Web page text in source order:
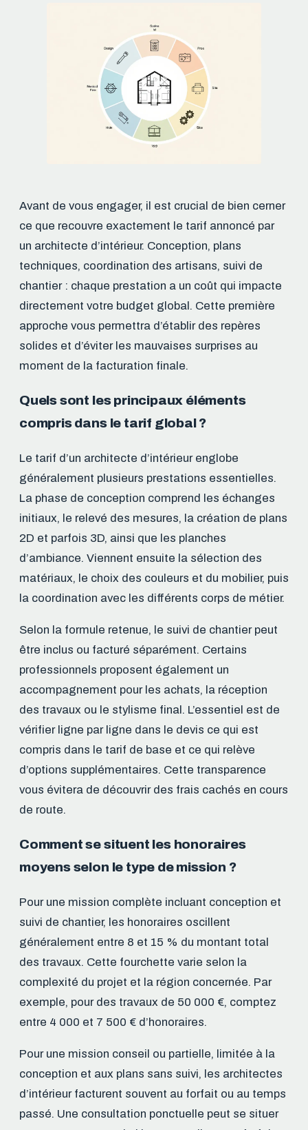
Avant de vous engager, il est crucial de bien cerner
ce que recouvre exactement le tarif annoncé par
un architecte d’intérieur. Conception, plans
techniques, coordination des artisans, suivi de
chantier : chaque prestation a un coût qui impacte
directement votre budget global. Cette première
approche vous permettra d’établir des repères
solides et d’éviter les mauvaises surprises au
moment de la facturation finale.
Quels sont les principaux éléments
compris dans le tarif global ?
Le tarif d’un architecte d’intérieur englobe
généralement plusieurs prestations essentielles.
La phase de conception comprend les échanges
initiaux, le relevé des mesures, la création de plans
2D et parfois 3D, ainsi que les planches
d’ambiance. Viennent ensuite la sélection des
matériaux, le choix des couleurs et du mobilier, puis
la coordination avec les différents corps de métier.
Selon la formule retenue, le suivi de chantier peut
être inclus ou facturé séparément. Certains
professionnels proposent également un
accompagnement pour les achats, la réception
des travaux ou le stylisme final. L’essentiel est de
vérifier ligne par ligne dans le devis ce qui est
compris dans le tarif de base et ce qui relève
d’options supplémentaires. Cette transparence
vous évitera de découvrir des frais cachés en cours
de route.
Comment se situent les honoraires
moyens selon le type de mission ?
Pour une mission complète incluant conception et
suivi de chantier, les honoraires oscillent
généralement entre 8 et 15 % du montant total
des travaux. Cette fourchette varie selon la
complexité du projet et la région concernée. Par
exemple, pour des travaux de 50 000 €, comptez
entre 4 000 et 7 500 € d’honoraires.
Pour une mission conseil ou partielle, limitée à la
conception et aux plans sans suivi, les architectes
d’intérieur facturent souvent au forfait ou au temps
passé. Une consultation ponctuelle peut se situer